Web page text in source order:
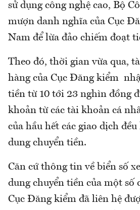
sử dụng công nghệ cao, Bộ
mượn danh nghĩa của Cục
Nam để lừa đảo chiếm đoạt
Theo đó, thời gian vừa qua,
hàng của Cục Đăng kiểm
tiền từ 10 tới 23 nghìn đồng
khoản từ các tài khoản cá
của hầu hết các giao dịch
dung chuyển tiền.
Căn cứ thông tin về biển số
dung chuyển tiền của một số
Cục Đăng kiểm đã liên hệ